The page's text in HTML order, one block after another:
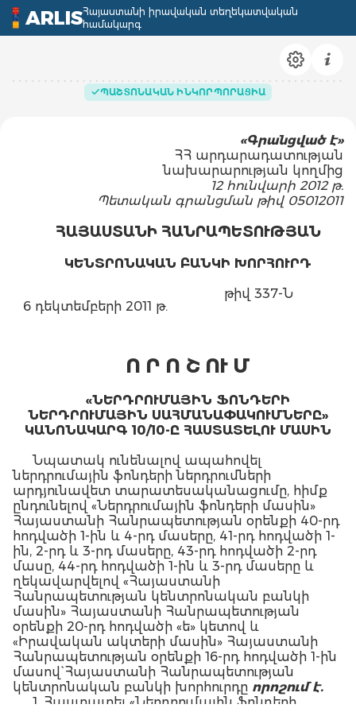
ARLISՀայաստանի իրավական տեղեկատվական
համակարգ
ՊԱՇՏՈՆԱԿԱՆ ԻՆԿՈՐՊՈՐԱՑԻԱ
«Գրանցված է»
ՀՀ արդարադատության
նախարարության կողմից
12 հունվարի 2012 թ.
Պետական գրանցման թիվ 05012011
ՀԱՅԱՍՏԱՆԻ ՀԱՆՐԱՊԵՏՈՒԹՅԱՆ
ԿԵՆՏՐՈՆԱԿԱՆ ԲԱՆԿԻ ԽՈՐՀՈՒՐԴ
6 դեկտեմբերի 2011 թ.
թիվ 337-Ն
Ո Ր Ո Շ ՈՒ Մ
«ՆԵՐԴՐՈՒՄԱՅԻՆ ՖՈՆԴԵՐԻ
ՆԵՐԴՐՈՒՄԱՅԻՆ ՍԱՀՄԱՆԱՓԱԿՈՒՄՆԵՐԸ»
ԿԱՆՈՆԱԿԱՐԳ 10/10-Ը ՀԱՍՏԱՏԵԼՈՒ ՄԱՍԻՆ
Նպատակ ունենալով ապահովել
ներդրումային ֆոնդերի ներդրումների
արդյունավետ տարատեսականացումը, հիմք
ընդունելով «Ներդրումային ֆոնդերի մասին»
Հայաստանի Հանրապետության օրենքի 40-րդ
հոդվածի 1-ին և 4-րդ մասերը, 41-րդ հոդվածի 1-
ին, 2-րդ և 3-րդ մասերը, 43-րդ հոդվածի 2-րդ
մասը, 44-րդ հոդվածի 1-ին և 3-րդ մասերը և
ղեկավարվելով «Հայաստանի
Հանրապետության կենտրոնական բանկի
մասին» Հայաստանի Հանրապետության
օրենքի 20-րդ հոդվածի «ե» կետով և
«Իրավական ակտերի մասին» Հայաստանի
Հանրապետության օրենքի 16-րդ հոդվածի 1-ին
մասով` Հայաստանի Հանրապետության
կենտրոնական բանկի խորհուրդը որոշում է.
1. Հաստատել «Ներդրումային ֆոնդերի